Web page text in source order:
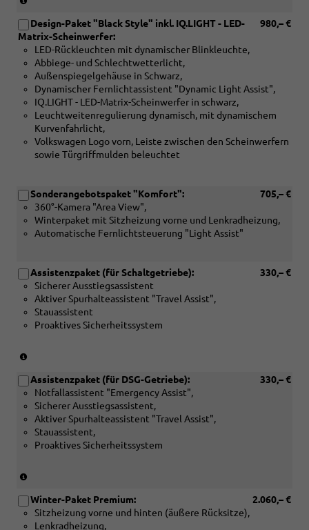
eTSI)
980,– €
Design-Paket "Black Style" inkl. IQ.LIGHT - LED-
Matrix-Scheinwerfer:
LED-Rückleuchten mit dynamischer Blinkleuchte,
Abbiege- und Schlechtwetterlicht,
Außenspiegelgehäuse in Schwarz,
Dynamischer Fernlichtassistent "Dynamic Light Assist",
IQ.LIGHT - LED-Matrix-Scheinwerfer in schwarz,
Leuchtweitenregulierung dynamisch, mit dynamischem
Kurvenfahrlicht,
Volkswagen Logo vorn, Leiste zwischen den Scheinwerfern
sowie Türgriffmulden beleuchtet
705,– €
Sonderangebotspaket "Komfort":
360°-Kamera "Area View",
Winterpaket mit Sitzheizung vorne und Lenkradheizung,
Automatische Fernlichtsteuerung "Light Assist"
330,– €
Assistenzpaket (für Schaltgetriebe):
Sicherer Ausstiegsassistent
Aktiver Spurhalteassistent "Travel Assist",
Stauassistent
Proaktives Sicherheitssystem
Schaltgetriebe)
330,– €
Assistenzpaket (für DSG-Getriebe):
Notfallassistent "Emergency Assist",
Sicherer Ausstiegsassistent,
Aktiver Spurhalteassistent "Travel Assist",
Stauassistent,
Proaktives Sicherheitssystem
DSG-
Getriebe)
2.060,– €
Winter-Paket Premium:
Sitzheizung vorne und hinten (äußere Rücksitze),
Lenkradheizung,